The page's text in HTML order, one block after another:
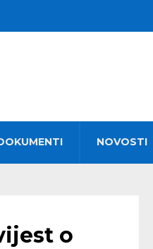
NOVOSTI
o